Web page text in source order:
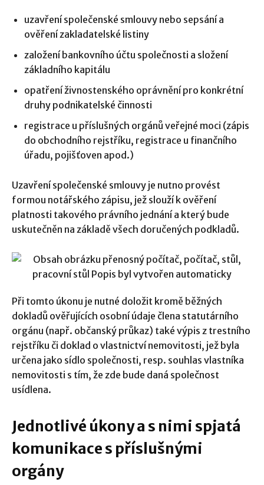
uzavření společenské smlouvy nebo sepsání a
ověření zakladatelské listiny
založení bankovního účtu společnosti a složení
základního kapitálu
opatření živnostenského oprávnění pro konkrétní
druhy podnikatelské činnosti
registrace u příslušných orgánů veřejné moci (zápis
do obchodního rejstříku, registrace u finančního
úřadu, pojišťoven apod.)
Uzavření společenské smlouvy je nutno provést
formou notářského zápisu, jež slouží k ověření
platnosti takového právního jednání a který bude
uskutečněn na základě všech doručených podkladů.
Při tomto úkonu je nutné doložit kromě běžných
dokladů ověřujících osobní údaje člena statutárního
orgánu (např. občanský průkaz) také výpis z trestního
rejstříku či doklad o vlastnictví nemovitosti, jež byla
určena jako sídlo společnosti, resp. souhlas vlastníka
nemovitosti s tím, že zde bude daná společnost
usídlena.
Jednotlivé úkony a s nimi spjatá
komunikace s příslušnými
orgány